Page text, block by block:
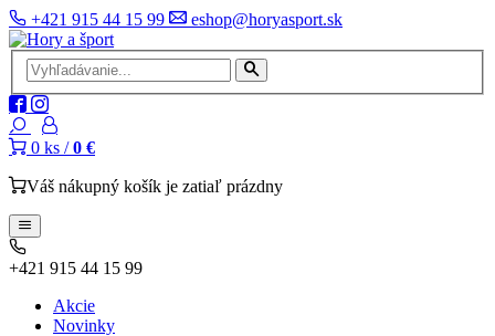
+421 915 44 15 99 eshop@horyasport.sk
0 ks / 0 €
Váš nákupný košík je zatiaľ prázdny
+421 915 44 15 99
Akcie
Novinky